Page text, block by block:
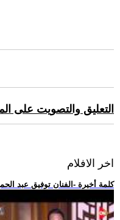
التعليق والتصويت على
اخر الافلام
.. كلمة أخيرة -الفنان توفيق عبد